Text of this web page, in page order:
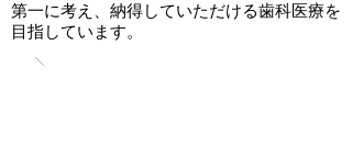
第一に考え、納得していただける歯科医療を
目指しています。